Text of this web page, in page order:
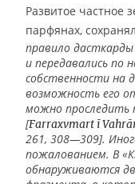
Развитое частное
парфянах,
правило
и передавались по
собственности на
возможность его
можно проследить
[Farraxvmart ī
261, 308—309].
пожалованием. В
обнаруживаются